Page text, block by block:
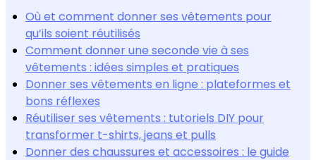
Où et comment donner ses vêtements pour
qu’ils soient réutilisés
Comment donner une seconde vie à ses
vêtements : idées simples et pratiques
Donner ses vêtements en ligne : plateformes et
bons réflexes
Réutiliser ses vêtements : tutoriels DIY pour
transformer t-shirts, jeans et pulls
Donner des chaussures et accessoires : le guide